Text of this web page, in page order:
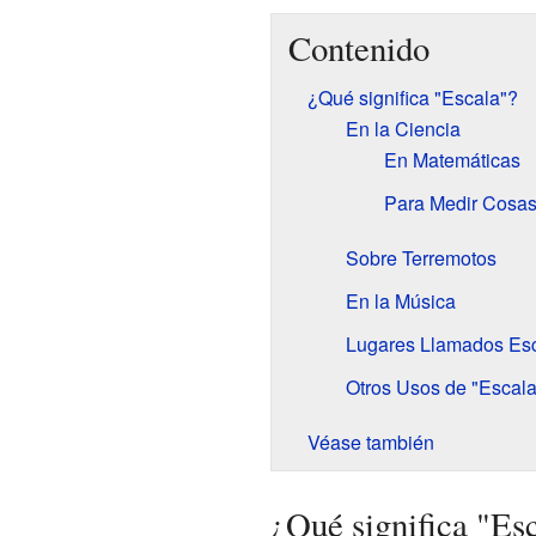
Contenido
¿Qué significa "Escala"?
En la Ciencia
En Matemáticas
Para Medir Cosas
Sobre Terremotos
En la Música
Lugares Llamados
Otros Usos de
Véase también
¿Qué significa